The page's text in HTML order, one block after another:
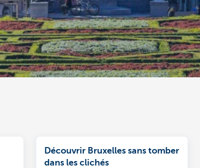
Découvrir Bruxelles sans tomber
dans les clichés